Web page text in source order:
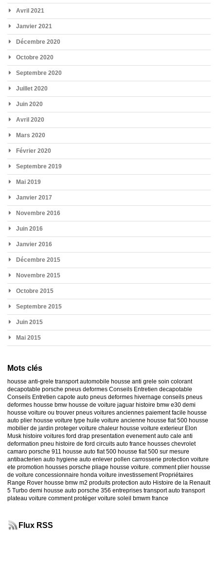
Avril 2021
Janvier 2021
Décembre 2020
Octobre 2020
Septembre 2020
Juillet 2020
Juin 2020
Avril 2020
Mars 2020
Février 2020
Septembre 2019
Mai 2019
Janvier 2017
Novembre 2016
Juin 2016
Janvier 2016
Décembre 2015
Novembre 2015
Octobre 2015
Septembre 2015
Juin 2015
Mai 2015
Mots clés
housse anti-grele transport automobile housse anti grele soin colorant
decapotable porsche pneus deformes Conseils Entretien decapotable
Conseils Entretien capote auto pneus deformes hivernage conseils pneus
deformes housse bmw housse de voiture jaguar histoire bmw e30 demi
housse voiture ou trouver pneus voitures anciennes paiement facile housse
auto plier housse voiture type huile voiture ancienne housse fiat 500 housse
mobilier de jardin proteger voiture chaleur housse voiture exterieur Elon
Musk histoire voitures ford drap presentation evenement auto cale anti
deformation pneu histoire de ford circuits auto france housses chevrolet
camaro porsche 911 housse auto fiat 500 housse fiat 500 sur mesure
antibacterien auto hygiene auto enlever pollen carrosserie protection voiture
ete promotion housses porsche pliage housse voiture. comment plier housse
de voiture concessionnaire honda voiture investissement Propriétaires
Range Rover housse bmw m2 produits protection auto Histoire de la Renault
5 Turbo demi housse auto porsche 356 entreprises transport auto transport
plateau voiture comment protéger voiture soleil bmwm france
Flux RSS